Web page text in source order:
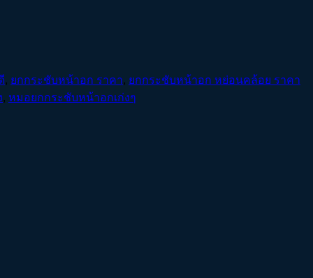
, ยกกระชับหน้าอก ราคา, ยกกระชับหน้าอก หย่อนคล้อย ราคา
, หมอยกกระชับหน้าอกเก่งๆ